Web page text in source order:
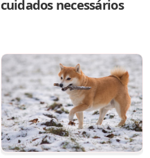
cuidados necessários